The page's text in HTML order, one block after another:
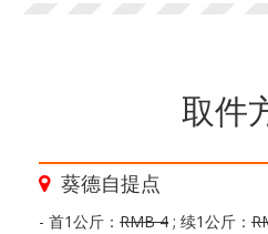
取件
葵德自提点
- 首1公斤： RMB 4 ; 续1公斤：